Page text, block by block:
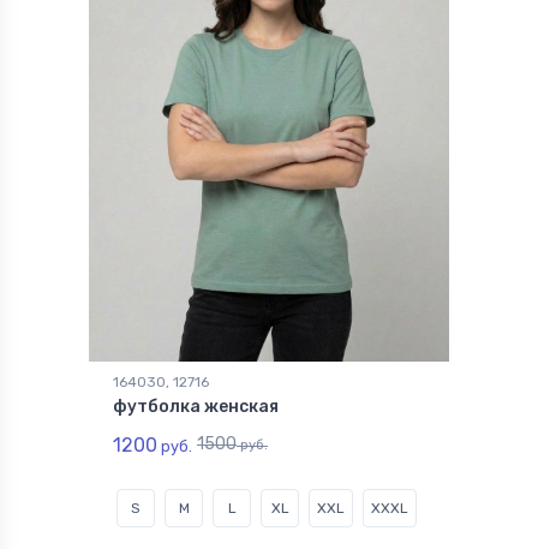
164030, 12716
футболка женская
1200 руб. 1500руб.
S M L XL XXL XXXL